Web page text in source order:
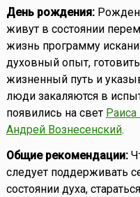
День рождения:
живут в состоянии
жизнь программу
духовный опыт,
жизненный путь и
люди закаляются в
появились на свет
Андрей Вознесенский.
Общие рекомендации:
следует поддерживать
состоянии духа,